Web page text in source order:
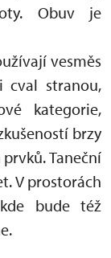
Obuv je
vesměs
cval stranou,
kategorie,
brzy
Taneční
V prostorách
bude též